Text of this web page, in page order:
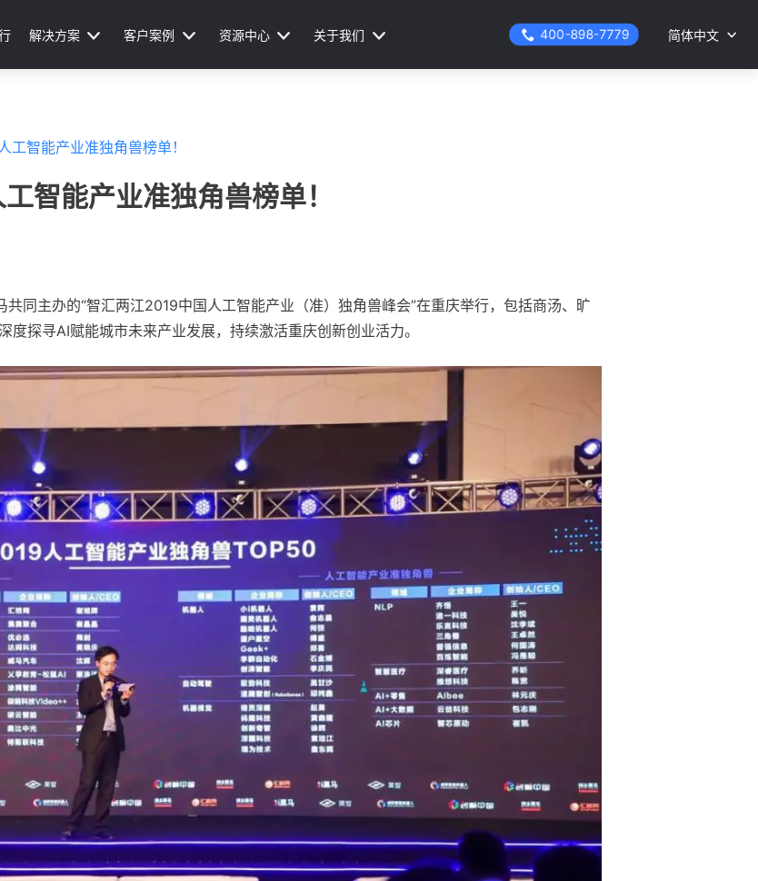
解决方案 客户案例 资源中心 关于我们 400-898-7779 简体中文
工智能产业准独角兽榜单！
智能产业准独角兽榜单！
同主办的“智汇两江2019中国人工智能产业（准）独角兽峰会”在重庆举行，包括商汤、旷
度探寻AI赋能城市未来产业发展，持续激活重庆创新创业活力。